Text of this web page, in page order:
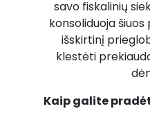
savo fiskalinių
konsoliduoja
išskirtinį
klestėti
Kaip galite